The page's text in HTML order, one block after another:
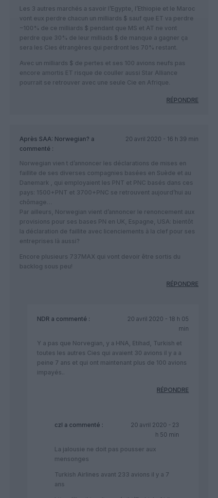
Les 3 autres marchés a savoir l’Egypte, l’Ethiopie et le Maroc
vont eux perdre chacun un milliards $ sauf que ET va perdre
~100% de ce milliards $ pendant que MS et AT ne vont
perdre que 30% de leur milliads $ de manque a gagner ça
sera les Cies étrangères qui perdront les 70% restant.
Avec un milliards $ de pertes et ses 100 avions neufs pas
encore amortis ET risque de couller aussi Star Alliance
pourrait se retrouver avec une seule Cie en Afrique.
RÉPONDRE
Après SAA: Norwegian? a
commenté :
20 avril 2020 - 16 h 39 min
Norwegian vien t d’annoncer les déclarations de mises en
faillite de ses diverses compagnies basées en Suède et au
Danemark , qui employaient les PNT et PNC basés dans ces
pays: 1500+PNT et 3700+PNC se retrouvent aujourd’hui au
chômage…
Par ailleurs, Norwegian vient d’annoncer le renoncement aux
provisions pour ses bases PN en UK, Espagne, USA: bientôt
la déclaration de faillite avec licenciements à la clef pour ses
entreprises là aussi?
Encore plusieurs 737MAX qui vont devoir être sortis du
backlog sous peu!
RÉPONDRE
NDR a commenté :
20 avril 2020 - 18 h 05
min
Y a pas que Norvegian, y a HNA, Etihad, Turkish et
toutes les autres Cies qui avaient 30 avions il y a a
peine 7 ans et qui ont maintenant plus de 100 avions
impayés..
RÉPONDRE
czl a commenté :
20 avril 2020 - 23
h 50 min
La jalousie ne doit pas pousser aux
mensonges
Turkish Airlines avant 233 avions il y a 7
ans